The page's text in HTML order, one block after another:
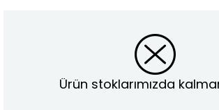
Ürün stoklarımızda